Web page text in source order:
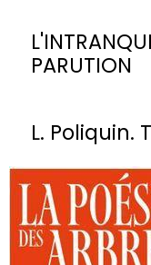
PARUTION
L. Poliquin.